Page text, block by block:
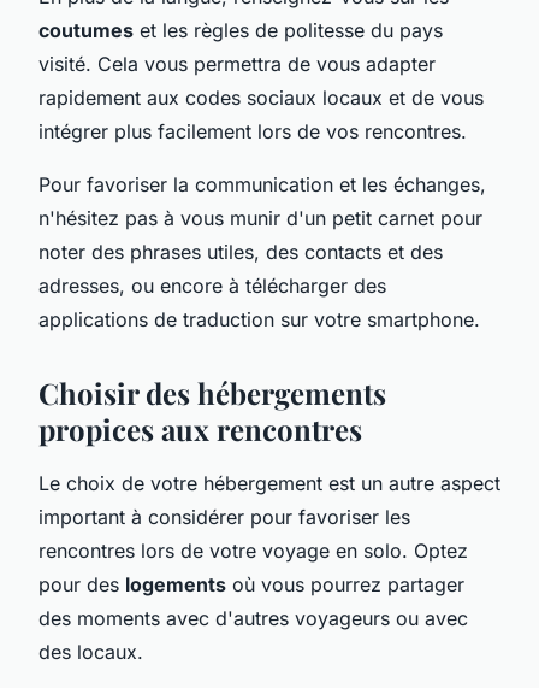
coutumes et les règles de politesse du pays
visité. Cela vous permettra de vous adapter
rapidement aux codes sociaux locaux et de vous
intégrer plus facilement lors de vos rencontres.
Pour favoriser la communication et les échanges,
n'hésitez pas à vous munir d'un petit carnet pour
noter des phrases utiles, des contacts et des
adresses, ou encore à télécharger des
applications de traduction sur votre smartphone.
Choisir des hébergements
propices aux rencontres
Le choix de votre hébergement est un autre aspect
important à considérer pour favoriser les
rencontres lors de votre voyage en solo. Optez
pour des logements où vous pourrez partager
des moments avec d'autres voyageurs ou avec
des locaux.